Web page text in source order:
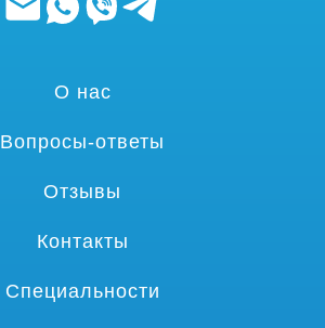
О нас
Вопросы-ответы
Отзывы
Контакты
Специальности